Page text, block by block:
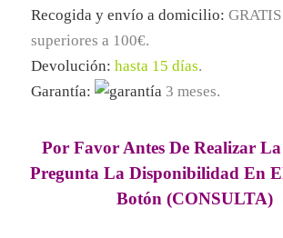
Recogida y envío a domicilio: GRATIS
superiores a 100€.
Devolución: hasta 15 días.
Garantía:
3 meses.
Por Favor Antes De Realizar
Pregunta La Disponibilidad En
Botón (CONSULTA)